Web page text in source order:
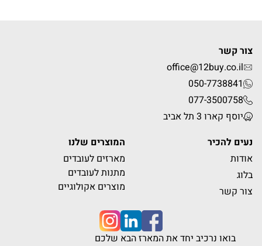
צור קשר
office@12buy.co.il
050-7738841
077-3500758
יוסף קארו 3 תל אביב
נעים להכיר
אודות
בלוג
צור קשר
המוצרים שלנו
מארזים לעובדים
מתנות לעובדים
מוצרים אקולוגיים
בואו נרכיב יחד את המארז הבא שלכם